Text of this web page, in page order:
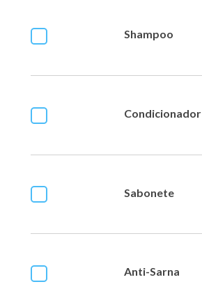
Shampoo
Condicionador
Sabonete
Anti-Sarna